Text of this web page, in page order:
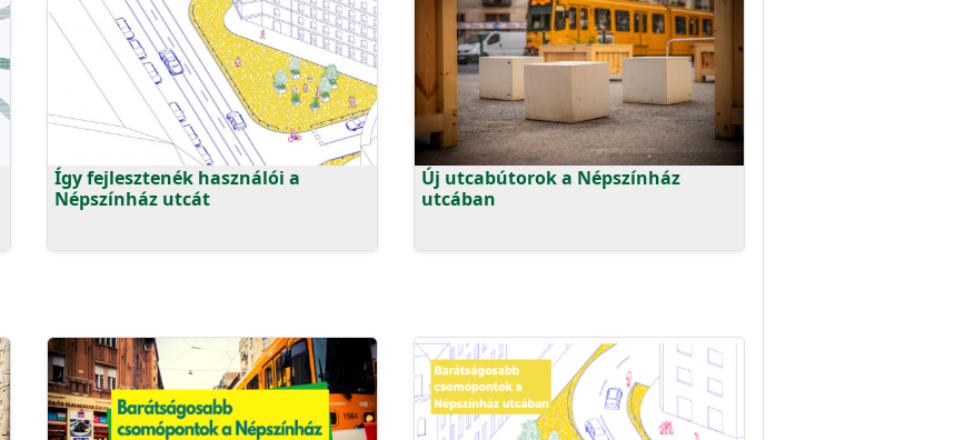
Így fejlesztenék használói a
Népszínház utcát
Új utcabútorok a Népszínház
utcában